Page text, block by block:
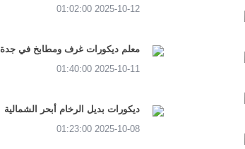
2025-10-12 01:02:00
معلم ديكورات غرف ومطابخ في جدة
2025-10-11 01:40:00
ديكورات بديل الرخام أبحر الشمالية
2025-10-08 01:23:00